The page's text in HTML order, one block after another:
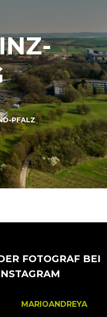
PFALZ
FOTOGRAF BEI
MARIOANDREYA